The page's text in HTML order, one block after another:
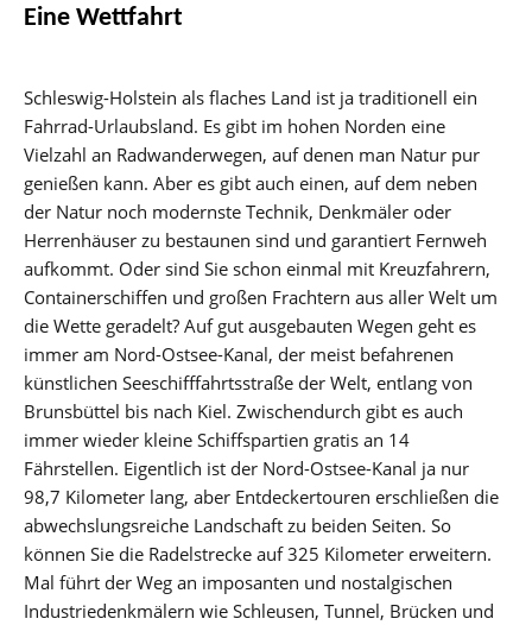
Eine Wettfahrt
Schleswig-Holstein als flaches Land ist ja traditionell ein
Fahrrad-Urlaubsland. Es gibt im hohen Norden eine
Vielzahl an Radwanderwegen, auf denen man Natur pur
genießen kann. Aber es gibt auch einen, auf dem neben
der Natur noch modernste Technik, Denkmäler oder
Herrenhäuser zu bestaunen sind und garantiert Fernweh
aufkommt. Oder sind Sie schon einmal mit Kreuzfahrern,
Containerschiffen und großen Frachtern aus aller Welt um
die Wette geradelt? Auf gut ausgebauten Wegen geht es
immer am Nord-Ostsee-Kanal, der meist befahrenen
künstlichen Seeschifffahrtsstraße der Welt, entlang von
Brunsbüttel bis nach Kiel. Zwischendurch gibt es auch
immer wieder kleine Schiffspartien gratis an 14
Fährstellen. Eigentlich ist der Nord-Ostsee-Kanal ja nur
98,7 Kilometer lang, aber Entdeckertouren erschließen die
abwechslungsreiche Landschaft zu beiden Seiten. So
können Sie die Radelstrecke auf 325 Kilometer erweitern.
Mal führt der Weg an imposanten und nostalgischen
Industriedenkmälern wie Schleusen, Tunnel, Brücken und